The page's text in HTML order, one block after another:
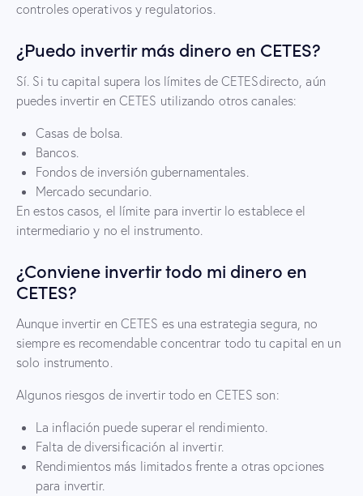
controles operativos y regulatorios.
¿Puedo invertir más dinero en CETES?
Sí. Si tu capital supera los límites de CETESdirecto, aún
puedes invertir en CETES utilizando otros canales:
Casas de bolsa.
Bancos.
Fondos de inversión gubernamentales.
Mercado secundario.
En estos casos, el límite para invertir lo establece el
intermediario y no el instrumento.
¿Conviene invertir todo mi dinero en
CETES?
Aunque invertir en CETES es una estrategia segura, no
siempre es recomendable concentrar todo tu capital en un
solo instrumento.
Algunos riesgos de invertir todo en CETES son:
La inflación puede superar el rendimiento.
Falta de diversificación al invertir.
Rendimientos más limitados frente a otras opciones
para invertir.